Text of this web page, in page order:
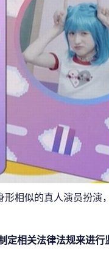
相似的真人演员扮演
相关法律法规来进行